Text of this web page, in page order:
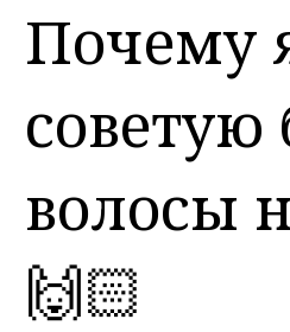
Почему
советую
волосы
🙌🏻